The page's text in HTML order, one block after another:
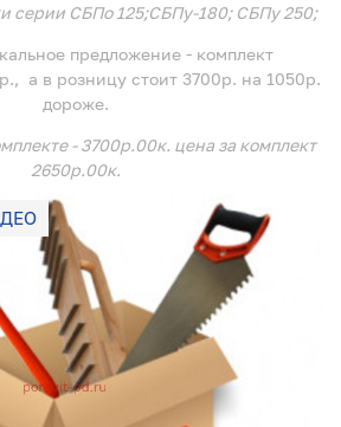
серии СБПо 125;СБПу-180; СБПу 250;
предложение - комплект
а в розницу стоит 3700р. на 1050р.
дороже.
- 3700р.00к. цена за комплект
2650р.00к.